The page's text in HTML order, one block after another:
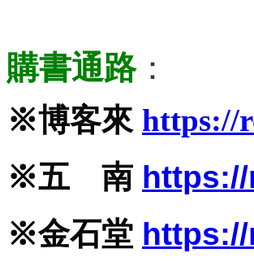
購書通路：
※博客來 https://
※五 南 https://
※金石堂 https://